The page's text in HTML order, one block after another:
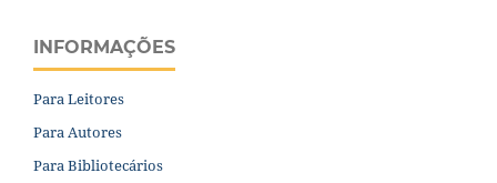
INFORMAÇÕES
Para Leitores
Para Autores
Para Bibliotecários